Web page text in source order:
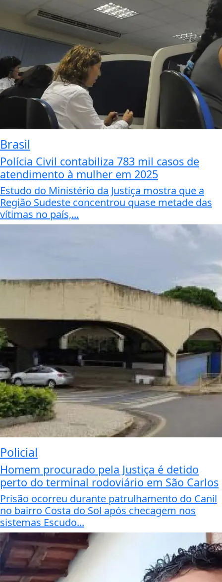
Brasil
Polícia Civil contabiliza 783 mil casos de
atendimento à mulher em 2025
Estudo do Ministério da Justiça mostra que a
Região Sudeste concentrou quase metade das
vítimas no país,...
Policial
Homem procurado pela Justiça é detido
perto do terminal rodoviário em São Carlos
Prisão ocorreu durante patrulhamento do Canil
no bairro Costa do Sol após checagem nos
sistemas Escudo...